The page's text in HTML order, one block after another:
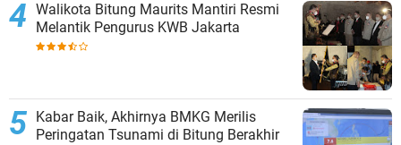
Walikota Bitung Maurits Mantiri Resmi
Melantik Pengurus KWB Jakarta
Kabar Baik, Akhirnya BMKG Merilis
Peringatan Tsunami di Bitung Berakhir